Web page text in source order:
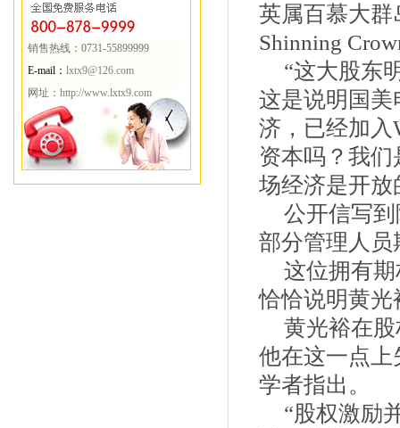
销售热线：0731-55899999
E-mail： lxtx9@126.com
网址： http://www.lxtx9.com
英属百慕大
Shinning
“这大股东
这是说明国
济，已经加
资本吗？我
场经济是开放
公开信写
部分管理人
这位拥有
恰恰说明黄光
黄光裕在
他在这一点
学者指出。
“股权激励